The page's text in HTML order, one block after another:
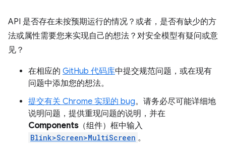
API 是否存在未按预期运行的情况？或者，是否有缺少的方
法或属性需要您来实现自己的想法？对安全模型有疑问或意
见？
在相应的 GitHub 代码库中提交规范问题，或在现有
问题中添加您的想法。
提交有关 Chrome 实现的 bug。请务必尽可能详细地
说明问题，提供重现问题的说明，并在
Components（组件）框中输入
Blink>Screen>MultiScreen 。